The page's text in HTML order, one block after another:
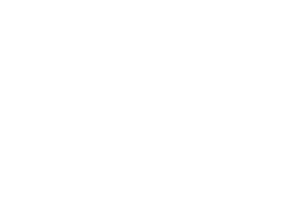
Aktivitäten, die
der Arzneimittel vorhanden
die Tätigkeiten nach dem
und Technik erfolgen
bei der zuständigen